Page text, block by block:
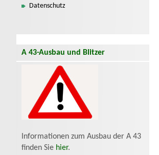
Datenschutz
A 43-Ausbau und Blitzer
Informationen zum Ausbau der A 43
finden Sie hier.